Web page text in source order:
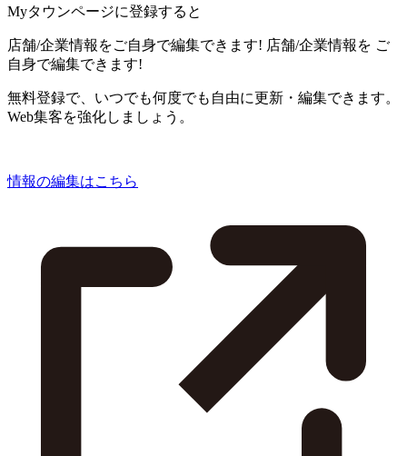
Myタウンページに登録すると
店舗/企業情報をご自身で編集できます! 店舗/企業情報を ご
自身で編集できます!
無料登録で、いつでも何度でも自由に更新・編集できます。
Web集客を強化しましょう。
情報の編集はこちら